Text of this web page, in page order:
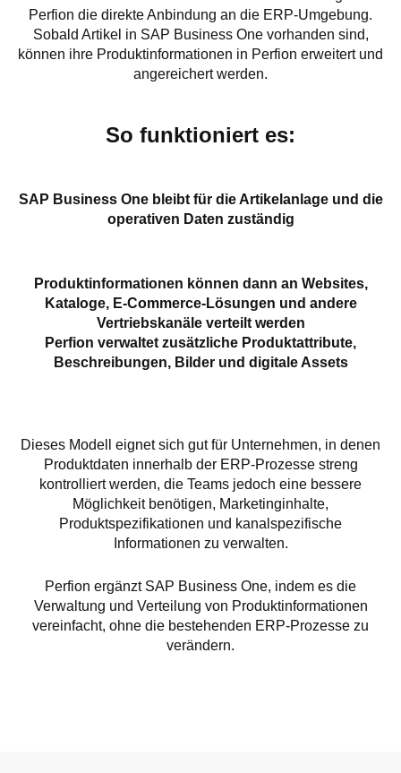
Perfion die direkte Anbindung an die ERP-Umgebung.
Sobald Artikel in SAP Business One vorhanden sind,
können ihre Produktinformationen in Perfion erweitert und
angereichert werden.
So funktioniert es:
SAP Business One bleibt für die Artikelanlage und die
operativen Daten zuständig
Produktinformationen können dann an Websites,
Kataloge, E-Commerce-Lösungen und andere
Vertriebskanäle verteilt werden
Perfion verwaltet zusätzliche Produktattribute,
Beschreibungen, Bilder und digitale Assets
Dieses Modell eignet sich gut für Unternehmen, in denen
Produktdaten innerhalb der ERP-Prozesse streng
kontrolliert werden, die Teams jedoch eine bessere
Möglichkeit benötigen, Marketinginhalte,
Produktspezifikationen und kanalspezifische
Informationen zu verwalten.
Perfion ergänzt SAP Business One, indem es die
Verwaltung und Verteilung von Produktinformationen
vereinfacht, ohne die bestehenden ERP-Prozesse zu
verändern.